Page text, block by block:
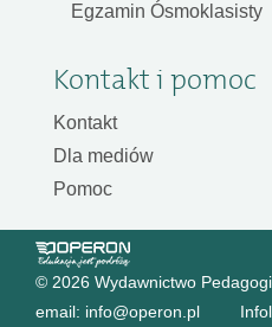
Egzamin Ósmoklasisty
Kontakt i pomoc
Kontakt
Dla mediów
Pomoc
© 2026 Wydawnictwo
email: info@operon.pl